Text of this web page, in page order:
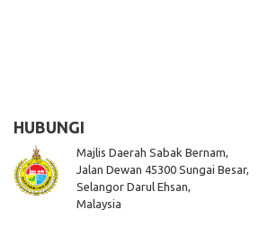
HUBUNGI
Majlis Daerah Sabak Bernam,
Jalan Dewan 45300 Sungai Besar,
Selangor Darul Ehsan,
Malaysia